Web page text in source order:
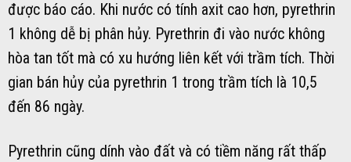
được báo cáo. Khi nước có tính axit cao hơn, pyrethrin
1 không dễ bị phân hủy. Pyrethrin đi vào nước không
hòa tan tốt mà có xu hướng liên kết với trầm tích. Thời
gian bán hủy của pyrethrin 1 trong trầm tích là 10,5
đến 86 ngày.
Pyrethrin cũng dính vào đất và có tiềm năng rất thấp